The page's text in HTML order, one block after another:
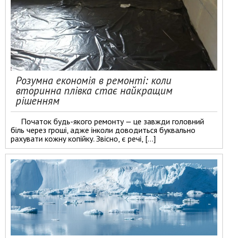
Розумна економія в ремонті: коли
вторинна плівка стає найкращим
рішенням
Початок будь-якого ремонту — це завжди головний
біль через гроші, адже інколи доводиться буквально
рахувати кожну копійку. Звісно, є речі, […]